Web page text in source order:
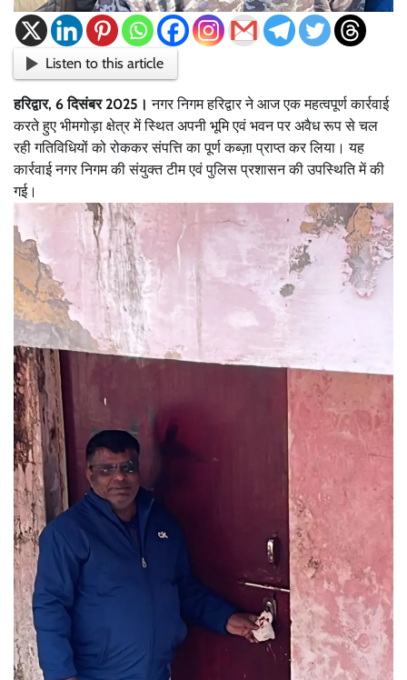
Listen to this article
हरिद्वार, 6 दिसंबर 2025।नगर निगम हरिद्वार ने आज एक महत्वपूर्ण कार्रवाई
करते हुए भीमगोड़ा क्षेत्र में स्थित अपनी भूमि एवं भवन पर अवैध रूप से चल
रही गतिविधियों को रोककर संपत्ति का पूर्ण कब्ज़ा प्राप्त कर लिया। यह
कार्रवाई नगर निगम की संयुक्त टीम एवं पुलिस प्रशासन की उपस्थिति में की
गई।